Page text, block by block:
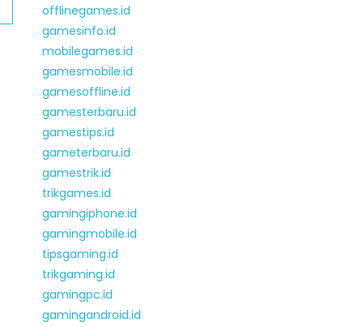
offlinegames.id
gamesinfo.id
mobilegames.id
gamesmobile.id
gamesoffline.id
gamesterbaru.id
gamestips.id
gameterbaru.id
gamestrik.id
trikgames.id
gamingiphone.id
gamingmobile.id
tipsgaming.id
trikgaming.id
gamingpc.id
gamingandroid.id